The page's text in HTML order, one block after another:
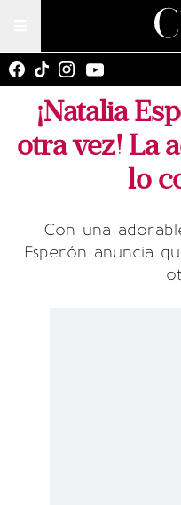
¡Natalia
otra vez! La
lo
Con una
Esperón anuncia